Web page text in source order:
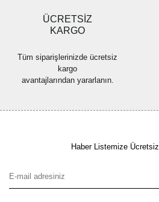
ÜCRETSİZ
KARGO
Tüm siparişlerinizde ücretsiz
kargo
avantajlarından yararlanın.
Haber Listemize